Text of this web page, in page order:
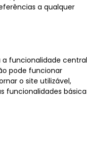
a qualquer
a funcionalidade
pode funcionar
o site utilizável,
funcionalidades